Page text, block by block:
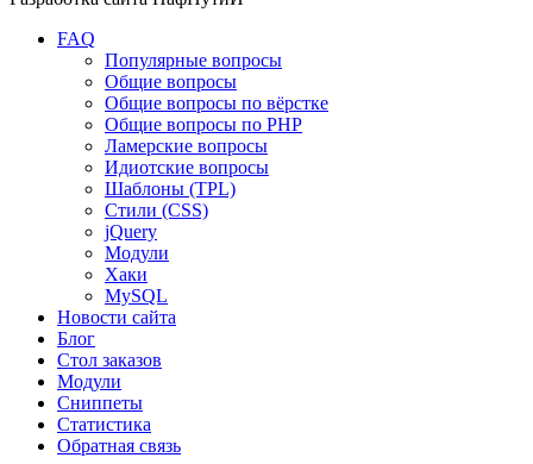
FAQ
Популярные вопросы
Общие вопросы
Общие вопросы по вёрстке
Общие вопросы по PHP
Ламерские вопросы
Идиотские вопросы
Шаблоны (TPL)
Стили (CSS)
jQuery
Модули
Хаки
MySQL
Новости сайта
Блог
Стол заказов
Модули
Сниппеты
Статистика
Обратная связь